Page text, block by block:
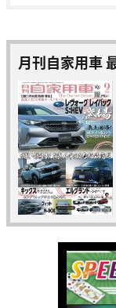
月刊自家用車